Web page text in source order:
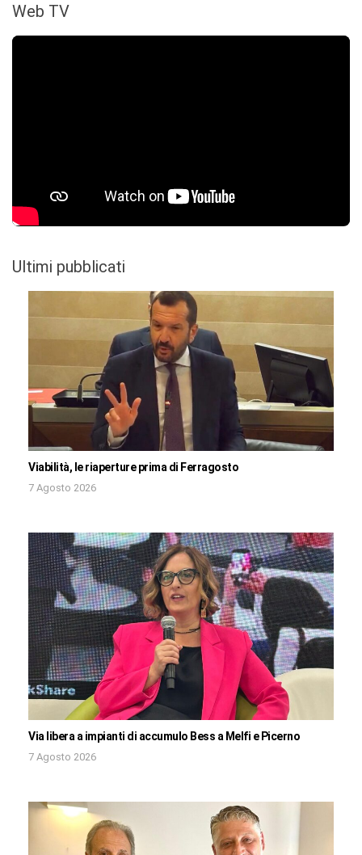
Web TV
Ultimi pubblicati
Viabilità, le riaperture prima di Ferragosto
7 Agosto 2026
Via libera a impianti di accumulo Bess a Melfi e Picerno
7 Agosto 2026